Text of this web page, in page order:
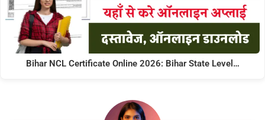
Bihar NCL Certificate Online 2026: Bihar State Level…